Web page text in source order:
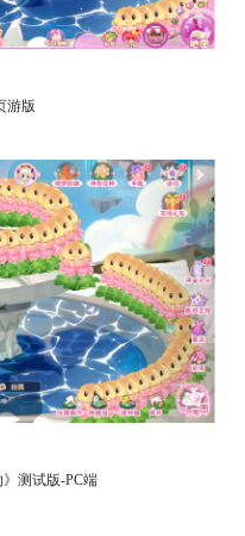
游版
》测试版-PC端